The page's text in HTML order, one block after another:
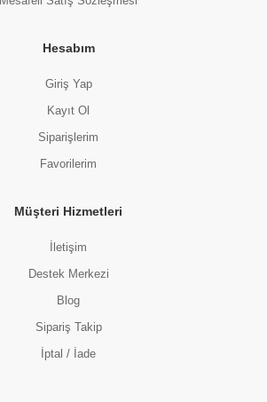
Hesabım
Giriş Yap
Kayıt Ol
Siparişlerim
Favorilerim
Müşteri Hizmetleri
İletişim
Destek Merkezi
Blog
Sipariş Takip
İptal / İade